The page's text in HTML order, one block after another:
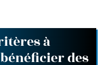
à
des